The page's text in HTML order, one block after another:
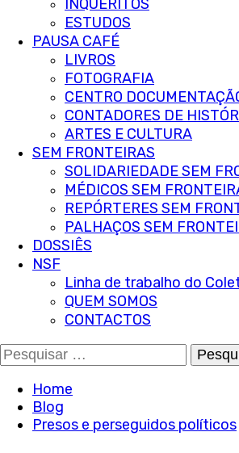
INQUÉRITOS
ESTUDOS
PAUSA CAFÉ
LIVROS
FOTOGRAFIA
CENTRO
CONTADORES DE
ARTES E CULTURA
SEM FRONTEIRAS
SOLIDARIEDADE SEM
MÉDICOS SEM
REPÓRTERES SEM
PALHAÇOS SEM
DOSSIÊS
NSF
Linha de trabalho do
QUEM SOMOS
CONTACTOS
Pesquisar
por:
Home
Blog
Presos e perseguidos políticos